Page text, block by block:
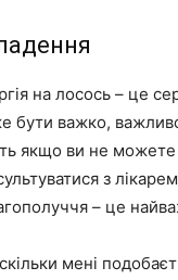
на лосось – це
бути важко,
якщо ви не
з
– це
мені